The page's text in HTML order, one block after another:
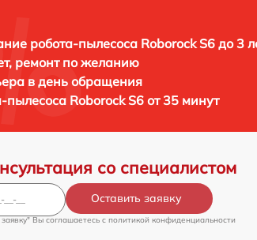
робота-пылесоса Roborock S6 до 3
ремонт по желанию
в день обращения
пылесоса Roborock S6 от 35 минут
со специалистом
Оставить заявку
Вы соглашаетесь c политикой конфиденциальности